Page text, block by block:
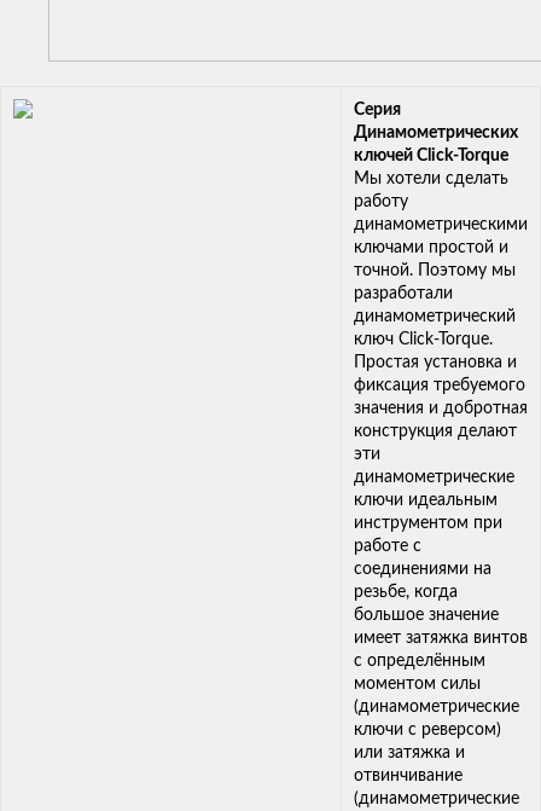
Серия
Динамометрических
ключей Click-Torque
Мы хотели сделать
работу
динамометрическими
ключами простой и
точной. Поэтому мы
разработали
динамометрический
ключ Click-Torque.
Простая установка и
фиксация требуемого
значения и добротная
конструкция делают
эти
динамометрические
ключи идеальным
инструментом при
работе с
соединениями на
резьбе, когда
большое значение
имеет затяжка винтов
с определённым
моментом силы
(динамометрические
ключи с реверсом)
или затяжка и
отвинчивание
(динамометрические